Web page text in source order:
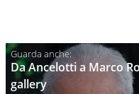
Da Ancelotti a Marco
gallery